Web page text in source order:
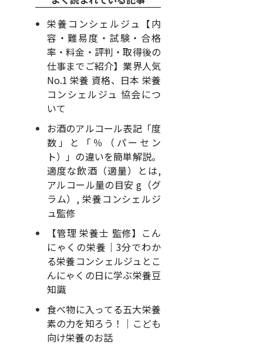
栄養コンシェルジュ【内
容・難易度・試験・合格
率・料金・評判・取得後の
仕事までご紹介】業界人気
No.1 栄養 資格、日本 栄養
コンシェルジュ 協会につ
いて
お酒のアルコール表記「度
数」と「％（パーセン
ト）」の違いを簡単解説。
適度な飲酒（適量）とは,
アルコール量の目安 g（グ
ラム）, 栄養コンシェルジ
ュ監修
【管理 栄養士 監修】こん
にゃくの栄養｜3分でわか
る栄養コンシェルジュとこ
んにゃくの日に学ぶ栄養豆
知識
食べ物に入ってる五大栄養
素の力を知ろう！｜こども
向け栄養のお話